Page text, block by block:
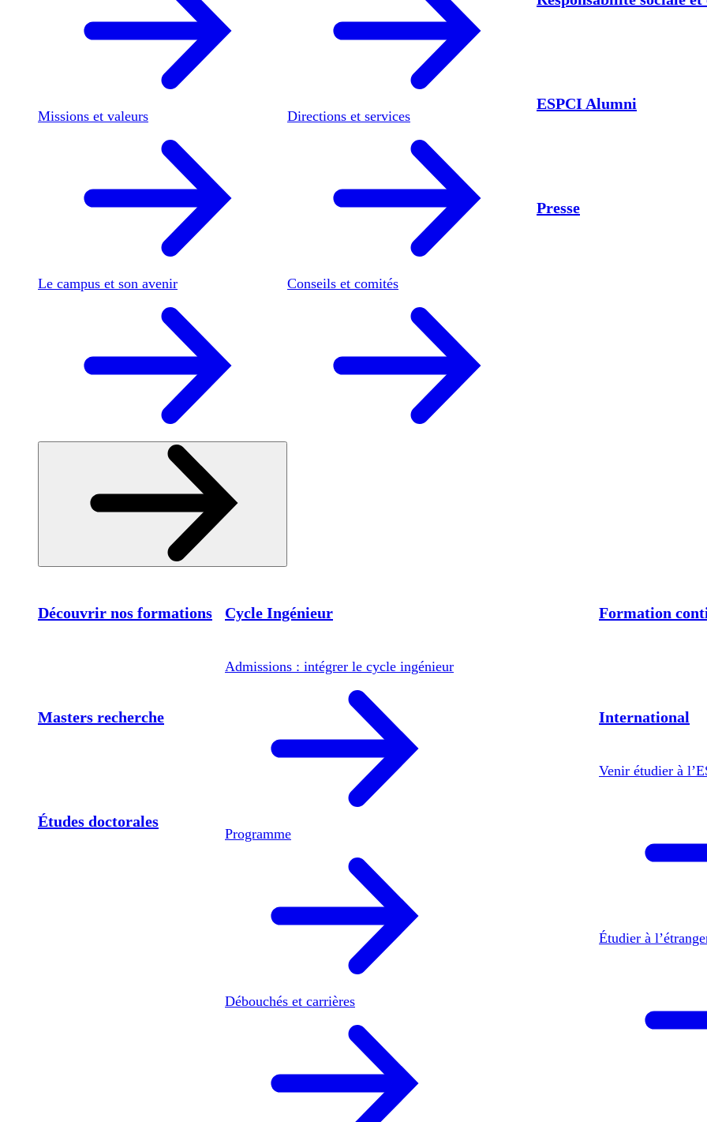
Missions et valeurs
Le campus et son avenir
Directions et services
Conseils et comités
ESPCI Alumni
Presse
Découvrir nos formations Cycle Ingénieur
Admissions : intégrer le cycle ingénieur
Programme
Débouchés et carrières
Formation
International
Venir étudier à
Étudier à
Masters recherche
Études doctorales